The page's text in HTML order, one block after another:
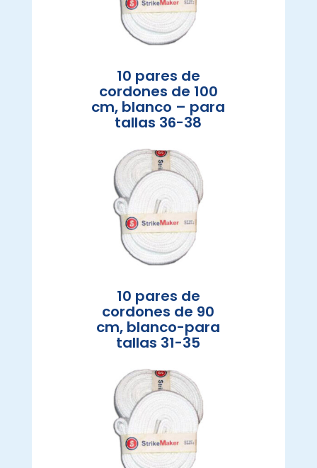
10 pares de
cordones de 100
cm, blanco – para
tallas 36-38
10 pares de
cordones de 90
cm, blanco-para
tallas 31-35